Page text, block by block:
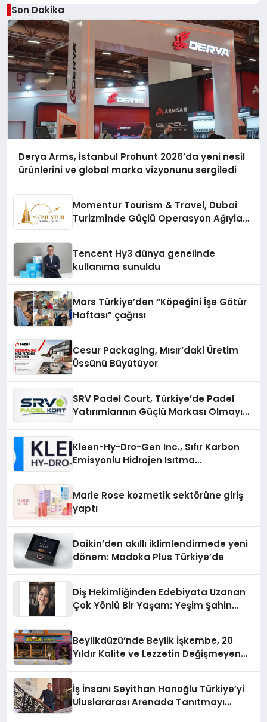
Son Dakika
Derya Arms, İstanbul Prohunt 2026’da yeni nesil
ürünlerini ve global marka vizyonunu sergiledi
Momentur Tourism & Travel, Dubai
Turizminde Güçlü Operasyon Ağıyla
Tencent Hy3 dünya genelinde
kullanıma sunuldu
Mars Türkiye’den “Köpeğini İşe Götür
Haftası” çağrısı
Cesur Packaging, Mısır’daki Üretim
Üssünü Büyütüyor
SRV Padel Court, Türkiye’de Padel
Yatırımlarının Güçlü Markası Olmayı
Kleen-Hy-Dro-Gen Inc., Sıfır Karbon
Emisyonlu Hidrojen Isıtma
Marie Rose kozmetik sektörüne giriş
yaptı
Daikin’den akıllı iklimlendirmede yeni
dönem: Madoka Plus Türkiye’de
Diş Hekimliğinden Edebiyata Uzanan
Çok Yönlü Bir Yaşam: Yeşim Şahin
Beylikdüzü’nde Beylik İşkembe, 20
Yıldır Kalite ve Lezzetin Değişmeyen
İş İnsanı Seyithan Hanoğlu Türkiye’yi
Uluslararası Arenada Tanıtmayı